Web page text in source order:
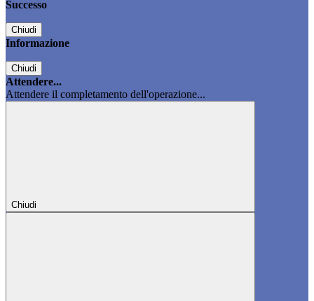
Successo
Chiudi
Informazione
Chiudi
Attendere...
Attendere il completamento dell'operazione...
Chiudi